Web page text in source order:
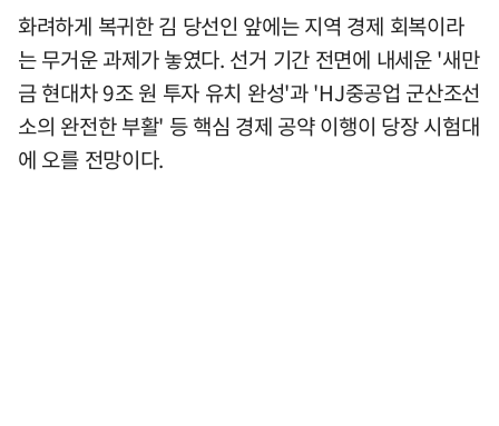
화려하게 복귀한 김 당선인 앞에는 지역 경제 회복이라
는 무거운 과제가 놓였다. 선거 기간 전면에 내세운 '새만
금 현대차 9조 원 투자 유치 완성'과 'HJ중공업 군산조선
소의 완전한 부활' 등 핵심 경제 공약 이행이 당장 시험대
에 오를 전망이다.